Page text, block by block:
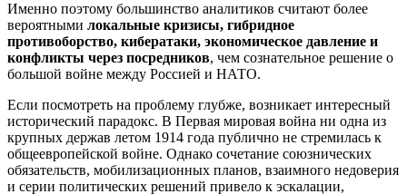
Именно поэтому большинство аналитиков считают более
вероятными локальные кризисы, гибридное
противоборство, кибератаки, экономическое давление и
конфликты через посредников, чем сознательное решение о
большой войне между Россией и НАТО.
Если посмотреть на проблему глубже, возникает интересный
исторический парадокс. В Первая мировая война ни одна из
крупных держав летом 1914 года публично не стремилась к
общеевропейской войне. Однако сочетание союзнических
обязательств, мобилизационных планов, взаимного недоверия
и серии политических решений привело к эскалации,